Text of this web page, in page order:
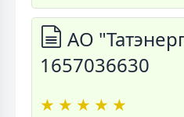
АО
1657036630
★ ★ ★ ★ ★